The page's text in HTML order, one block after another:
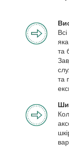
та
та